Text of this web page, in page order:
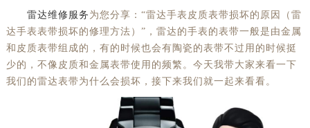
雷达维修服务 为您分享：“雷达手表皮质表带损坏的原因（雷
达手表表带损坏的修理方法）”，雷达的手表的表带一般是由金属
和皮质表带组成的，有的时候也会有陶瓷的表带不过用的时候挺
少的，不像皮质和金属表带使用的频繁。今天我带大家来看一下
我们的雷达表带为什么会损坏，接下来我们就一起来看看。